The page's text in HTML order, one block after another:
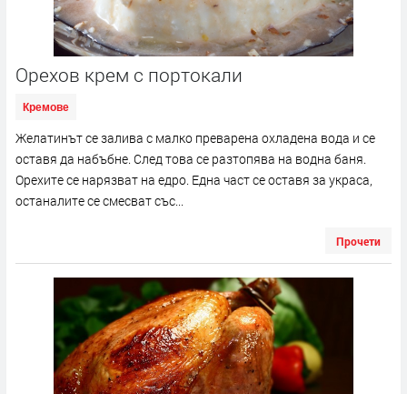
Орехов крем с портокали
Кремове
Желатинът се залива с малко преварена охладена вода и се
оставя да набъбне. След това се разтопява на водна баня.
Орехите се нарязват на едро. Една част се оставя за украса,
останалите се смесват със...
Прочети